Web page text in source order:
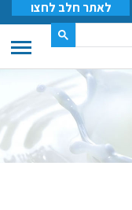
לאתר חלב לחצו